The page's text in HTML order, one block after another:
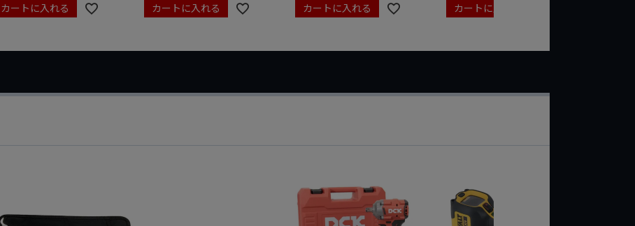
カートに入れる カートに入れる カートに入れる カートに入れる